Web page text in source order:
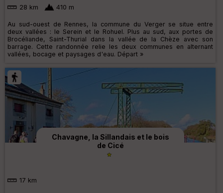
28 km 410 m
Au sud-ouest de Rennes, la commune du Verger se situe entre
deux vallées : le Serein et le Rohuel. Plus au sud, aux portes de
Brocéliande, Saint-Thurial dans la vallée de la Chèze avec son
barrage. Cette randonnée relie les deux communes en alternant
vallées, bocage et paysages d'eau. Départ »
Chavagne, la Sillandais et le bois
de Cicé
17 km